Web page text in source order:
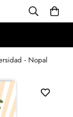
- Nopal